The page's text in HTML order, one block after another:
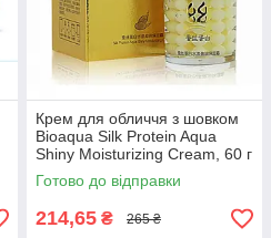
Крем для обличчя з шовком
Bioaqua Silk Protein Aqua
Shiny Moisturizing Cream, 60 г
Готово до відправки
214,65 ₴ 265 ₴